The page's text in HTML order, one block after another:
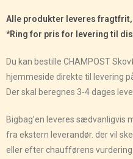
Alle produkter leveres
*Ring for pris for levering til
Du kan bestille CHAMPOST
hjemmeside direkte til levering
Der skal beregnes 3-4 dages
Bigbag’en leveres sædvanligvis
fra ekstern leverandør. der vil
eller efter chaufførens